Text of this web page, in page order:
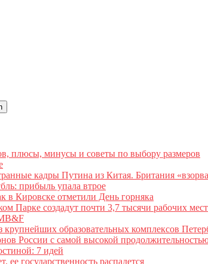
плюсы, минусы и советы по выбору размеров
кадры Путина из Китая. Британия
прибыль упала втрое
в Кировске отметили День горняка
Парке создадут почти 3,7 тысячи рабочих мест
образовательных комплексов
России с самой высокой
7 идей
государственность распадется